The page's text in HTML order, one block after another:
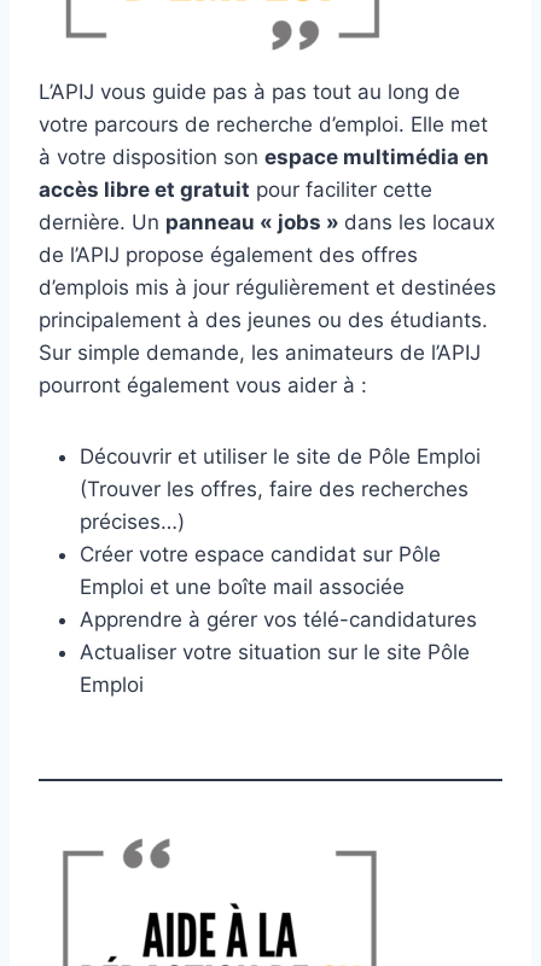
L’APIJ vous guide pas à pas tout au long de
votre parcours de recherche d’emploi. Elle met
à votre disposition son espace multimédia en
accès libre et gratuit pour faciliter cette
dernière. Un panneau « jobs » dans les locaux
de l’APIJ propose également des offres
d’emplois mis à jour régulièrement et destinées
principalement à des jeunes ou des étudiants.
Sur simple demande, les animateurs de l’APIJ
pourront également vous aider à :
Découvrir et utiliser le site de Pôle Emploi
(Trouver les offres, faire des recherches
précises…)
Créer votre espace candidat sur Pôle
Emploi et une boîte mail associée
Apprendre à gérer vos télé-candidatures
Actualiser votre situation sur le site Pôle
Emploi